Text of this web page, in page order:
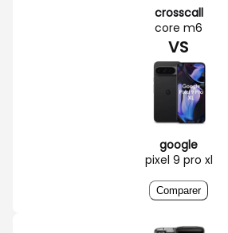
crosscall
core m6
VS
google
pixel 9 pro xl
Comparer